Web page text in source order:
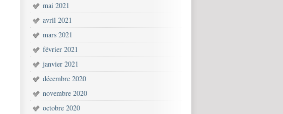
mai 2021
avril 2021
mars 2021
février 2021
janvier 2021
décembre 2020
novembre 2020
octobre 2020